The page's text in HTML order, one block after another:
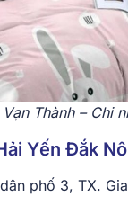
Thành – Chi
Yến Đắk
phố 3, TX.